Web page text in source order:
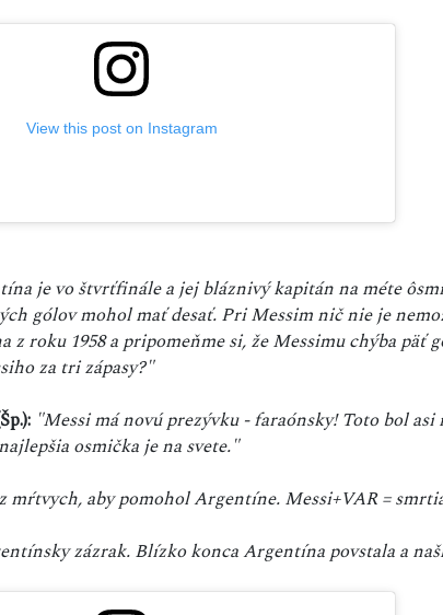
View this post on Instagram
je vo štvrťfinále a jej bláznivý kapitán na méte
gólov mohol mať desať. Pri Messim nič nie je
z roku 1958 a pripomeňme si, že Messimu chýba päť
za tri zápasy?"
"Messi má novú prezývku - faraónsky! Toto bol
osmička je na svete."
mŕtvych, aby pomohol Argentíne. Messi+VAR =
zázrak. Blízko konca Argentína povstala a